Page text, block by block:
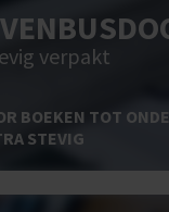
verpakt
BOEKEN TOT
STEVIG